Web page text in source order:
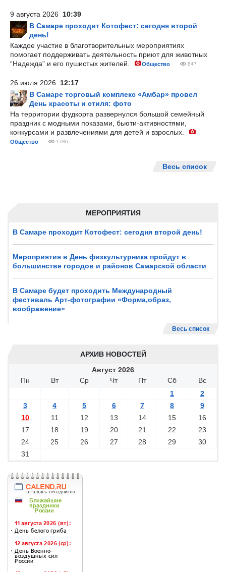
МЕРОПРИЯТИЯ
В Самаре проходит Котофест: сегодня второй день!
Мероприятия в День физкультурника пройдут в
большинстве городов и районов Самарской области
В Самаре будет проходить Международный
фестиваль Арт-фотографии «Форма,образ,
воображение»
Весь список
АРХИВ НОВОСТЕЙ
Август 2026
Пн
Вт Ср Чт Пт Сб
Вс
1
2
3
4 5 6 7 8
9
10
11 12 13 14 15
16
17
18 19 20 21 22
23
24
25 26 27 28 29
30
31
9 августа 2026 10:39
В Самаре проходит Котофест: сегодня второй
день!
Каждое участие в благотворительных мероприятиях
помогает поддерживать деятельность приют для животных
“Надежда” и его пушистых жителей.
Общество 847
26 июля 2026 12:17
В Самаре торговый комплекс «Амбар» провел
День красоты и стиля: фото
На территории фудкорта развернулся большой семейный
праздник с модными показами, бьюти-активностями,
конкурсами и развлечениями для детей и взрослых.
Общество 1786
Весь список